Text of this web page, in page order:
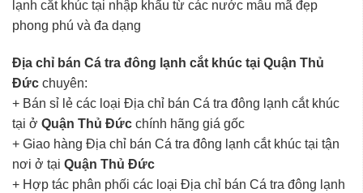
lạnh cắt khúc tại nhập khẩu từ các nước mẫu mã đẹp
phong phú và đa dạng
Địa chỉ bán Cá tra đông lạnh cắt khúc tại Quận Thủ
Đức chuyên:
+ Bán sỉ lẻ các loại Địa chỉ bán Cá tra đông lạnh cắt khúc
tại ở Quận Thủ Đức chính hãng giá gốc
+ Giao hàng Địa chỉ bán Cá tra đông lạnh cắt khúc tại tận
nơi ở tại Quận Thủ Đức
+ Hợp tác phân phối các loại Địa chỉ bán Cá tra đông lạnh